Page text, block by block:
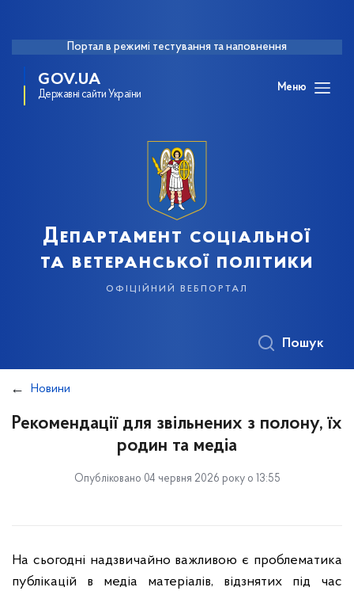
Портал в режимі тестування та наповнення
GOV.UA
Державні сайти України
Меню
Департамент соціальної
та ветеранської політики
офіційний вебпортал
Пошук
Новини
Рекомендації для звільнених з полону, їх
родин та медіа
Опубліковано 04 червня 2026 року о 13:55
На сьогодні надзвичайно важливою є проблематика
публікацій в медіа матеріалів, відзнятих під час